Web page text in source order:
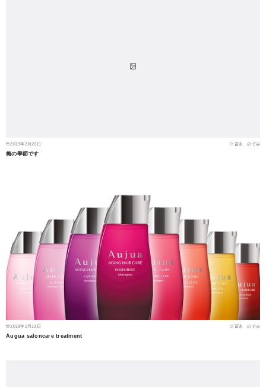
2019年2月20日 冨永 のぞみ
梅の季節です
2018年2月13日 冨永 のぞみ
Augua saloncare treatment